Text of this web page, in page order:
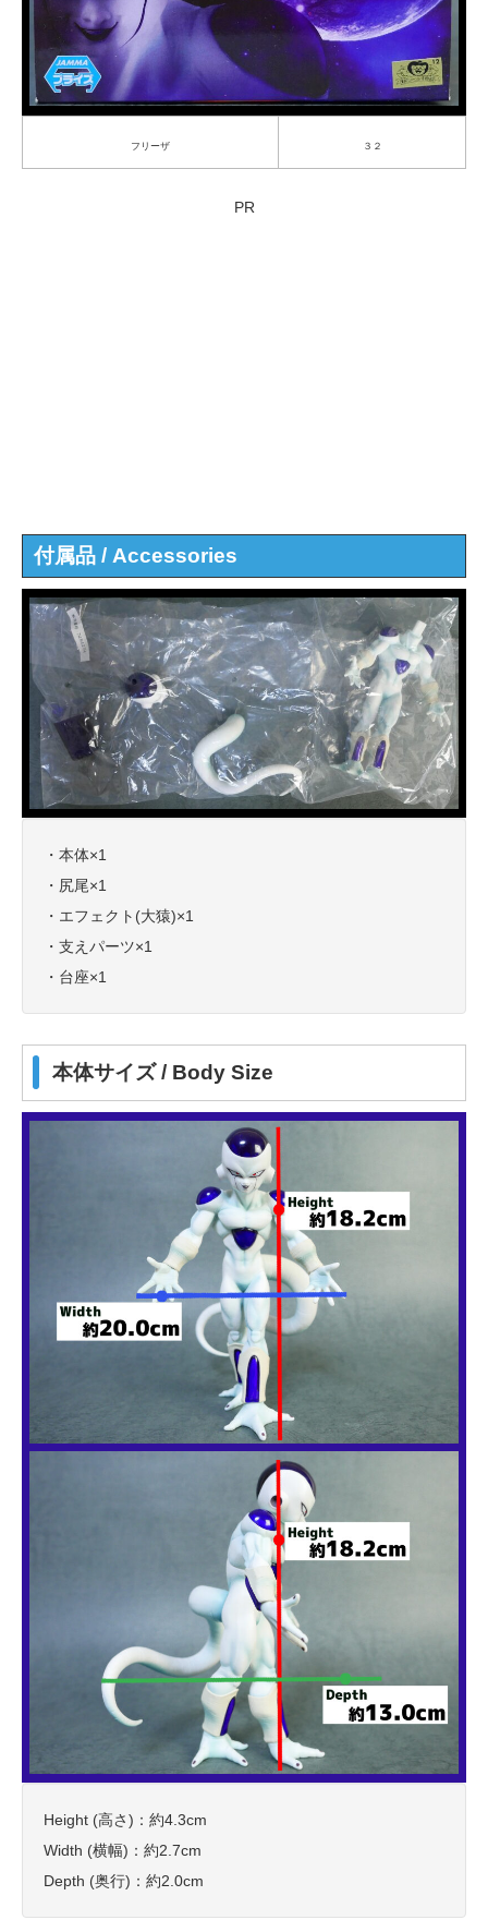
フリーザ ３２
PR
付属品 / Accessories
・本体×1
・尻尾×1
・エフェクト(大猿)×1
・支えパーツ×1
・台座×1
本体サイズ / Body Size
Height (高さ)：約4.3cm
Width (横幅)：約2.7cm
Depth (奥行)：約2.0cm